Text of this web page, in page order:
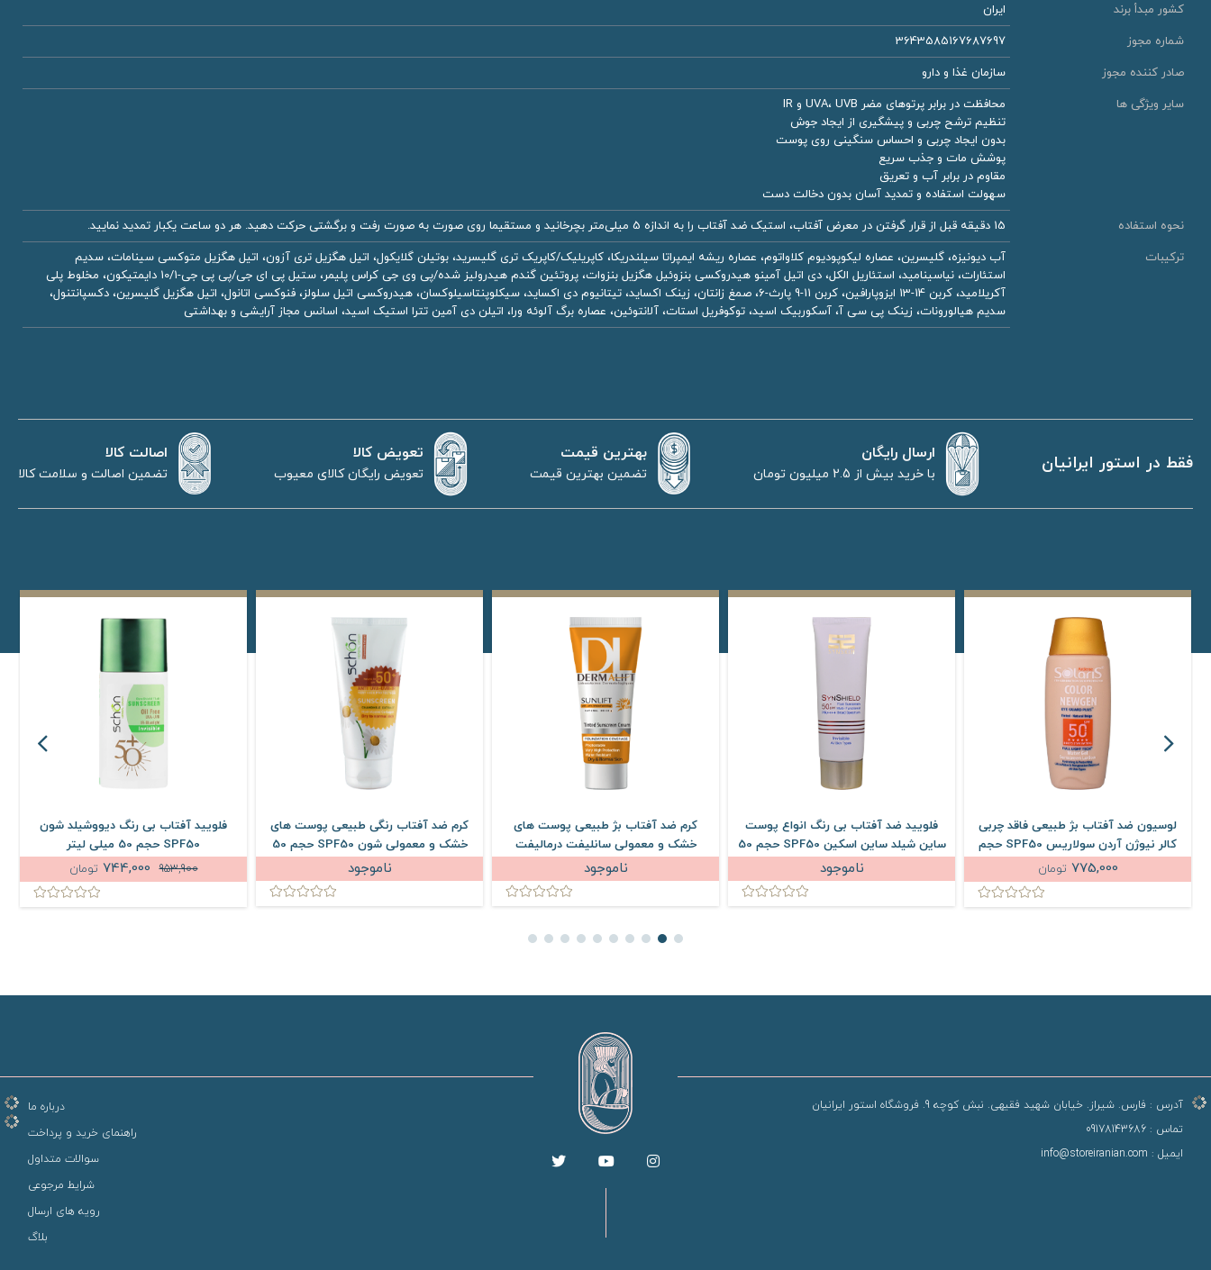
کشور مبدأ برند
ایران
شماره مجوز
3643585167687697
صادر کننده مجوز
سازمان غذا و دارو
سایر ویژگی ها
محافظت در برابر پرتوهای مضر UVA، UVB و IR
تنظیم ترشح چربی و پیشگیری از ایجاد جوش
بدون ایجاد چربی و احساس سنگینی روی پوست
پوشش مات و جذب سریع
مقاوم در برابر آب و تعریق
سهولت استفاده و تمدید آسان بدون دخالت دست
نحوه استفاده
15 دقیقه قبل از قرار گرفتن در معرض آفتاب، استیک ضد آفتاب را به اندازه 5 میلی‌متر بچرخانید و مستقیما روی صورت به صورت رفت و برگشتی حرکت دهید. هر دو ساعت یکبار تمدید نمایید.
ترکیبات
آب دیونیزه، گلیسرین، عصاره لیکوپودیوم کلاواتوم، عصاره ریشه ایمپراتا سیلندریکا، کاپریلیک/کاپریک تری گلیسرید، بوتیلن گلایکول، اتیل هگزیل تری آزون، اتیل هگزیل متوکسی سینامات، سدیم
استئارات، نیاسینامید، استئاریل الکل، دی اتیل آمینو هیدروکسی بنزوئیل هگزیل بنزوات، پروتئین گندم هیدرولیز شده/پی وی جی کراس پلیمر، ستیل پی ای جی/پی پی جی-10/1 دایمتیکون، مخلوط پلی
آکریلامید، کربن 14-13 ایزوپارافین، کربن 11-9 پارث-6، صمغ زانتان، زینک اکساید، تیتانیوم دی اکساید، سیکلوپنتاسیلوکسان، هیدروکسی اتیل سلولز، فنوکسی اتانول، اتیل هگزیل گلیسرین، دکسپانتنول،
سدیم هیالورونات، زینک پی سی آ، آسکوربیک اسید، توکوفریل استات، آلانتوئین، عصاره برگ آلوئه ورا، اتیلن دی آمین تترا استیک اسید، اسانس مجاز آرایشی و بهداشتی
فقط در استور ایرانیان ارسال رایگان
با خرید بیش از 2.5 میلیون تومان
بهترین قیمت
تضمین بهترین قیمت
تعویض کالا
تعویض رایگان کالای معیوب
اصالت کالا
تضمین اصالت و سلامت کالا
لوسیون ضد آفتاب بژ طبیعی فاقد چربی
کالر نیوژن آردن سولاریس SPF50 حجم
75 میلی لیتر
775,000 تومان
فلویید ضد آفتاب بی رنگ انواع پوست
ساین شیلد ساین اسکین SPF50 حجم 50
میلی لیتر
ناموجود
کرم ضد آفتاب بژ طبیعی پوست های
خشک و معمولی سانلیفت درمالیفت
ناموجود
کرم ضد آفتاب رنگی طبیعی پوست های
خشک و معمولی شون SPF50 حجم 50
میلی لیتر
ناموجود
فلویید آفتاب بی رنگ دیووشیلد شون
SPF50 حجم 50 میلی لیتر
953,900
تومان
آدرس : فارس. شیراز. خیابان شهید فقیهی. نبش کوچه 9. فروشگاه استور ایرانیان
تماس : 09178143686
ایمیل : info@storeiranian.com
درباره ما
راهنمای خرید و پرداخت
سوالات متداول
شرایط مرجوعی
رویه های ارسال
بلاگ